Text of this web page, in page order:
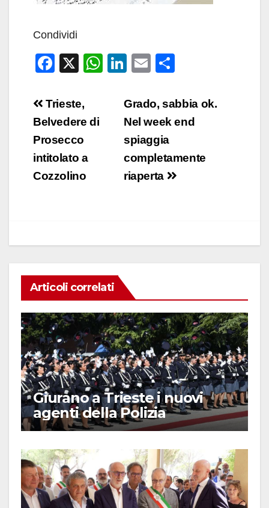
Condividi
F
c
e
b
o
o
X
W
Li
k
e
dI
n
E
ail n
di
di
Navigazione
articoli
Grado, sabbia ok.
Nel week end
spiaggia
completamente
riaperta
Trieste,
Belvedere di
Prosecco
intitolato a
Cozzolino
Articoli correlati
Giurano a Trieste i nuovi
agenti della Polizia